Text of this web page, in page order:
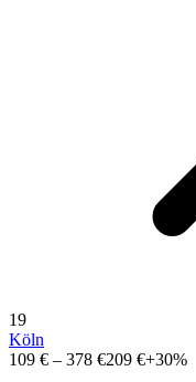
19
Köln
109 € – 378 €209 €+30%